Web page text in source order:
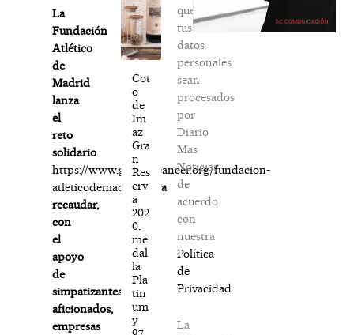
La
Fundación
Atlético
de
Madrid
lanza
el
reto
solidario
https://www.ganaralcancer.org/fundacion-
atleticodemadrid/para
recaudar,
con
el
apoyo
de
simpatizantes,
aficionados,
empresas
Cot
o
de
Im
az
Gra
n
Res
erv
a
202
0,
me
dal
la
Pla
tin
um
y
que
tus
datos
personales
sean
procesados
por
Diario
Mas
Noticias
de
acuerdo
con
nuestra
Política
de
Privacidad
La